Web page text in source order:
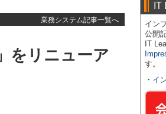
業務システム記事一覧へ
をリニューア
IT
イン
公開
IT
す。
・ イ